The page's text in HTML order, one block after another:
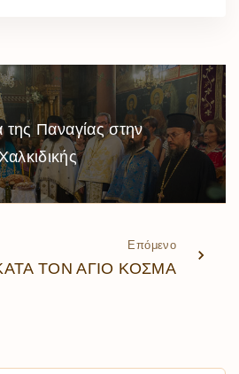
της Παναγίας στην
Επόμενο
ΤΟΝ ΑΓΙΟ ΚΟΣΜΑ